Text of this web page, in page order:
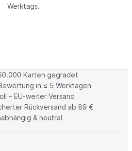
Werktags.
Karten gegradet
in ≤ 5 Werktagen
– EU-weiter Versand
Rückversand ab 89 €
& neutral